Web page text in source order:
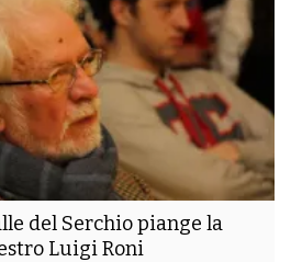
del Serchio piange la
Luigi Roni